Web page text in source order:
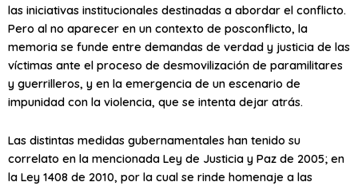
las iniciativas institucionales destinadas a abordar el conflicto.
Pero al no aparecer en un contexto de posconflicto, la
memoria se funde entre demandas de verdad y justicia de las
víctimas ante el proceso de desmovilización de paramilitares
y guerrilleros, y en la emergencia de un escenario de
impunidad con la violencia, que se intenta dejar atrás.
Las distintas medidas gubernamentales han tenido su
correlato en la mencionada Ley de Justicia y Paz de 2005; en
la Ley 1408 de 2010, por la cual se rinde homenaje a las